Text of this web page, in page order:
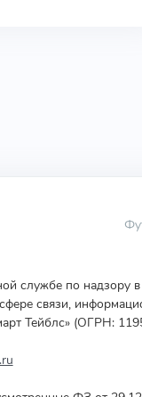
службе по
связи,
Тейблс» (ОГРН: